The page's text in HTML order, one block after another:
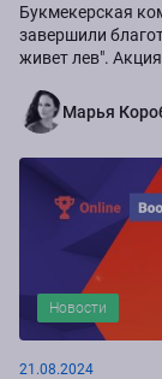
Букмекерская
завершили
живет лев".
Марья
Новости
21.08.2024